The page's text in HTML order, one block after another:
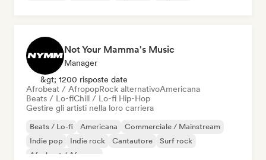
Not Your Mamma's Music
Manager
&gt; 1200 risposte date
Afrobeat / AfropopRock alternativoAmericana
Beats / Lo-fiChill / Lo-fi Hip-Hop
Gestire gli artisti nella loro carriera
Beats / Lo-fi Americana
Commerciale / Mainstream
Indie pop
Indie rock Cantautore
Surf rock
Afrobeat / Afropop